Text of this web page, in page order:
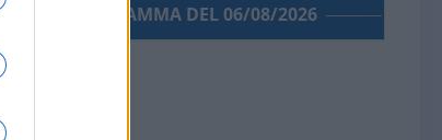
PORROGRAMMA DEL 06/08/2026